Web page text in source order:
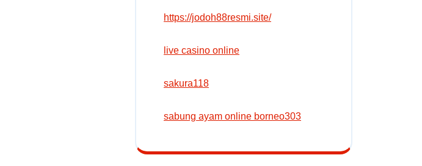
https://jodoh88resmi.site/
live casino online
sakura118
sabung ayam online borneo303